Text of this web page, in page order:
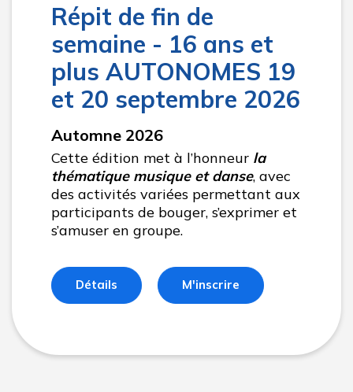
Répit de fin de
semaine - 16 ans et
plus AUTONOMES 19
et 20 septembre 2026
Automne 2026
Cette édition met à l’honneur la
thématique musique et danse, avec
des activités variées permettant aux
participants de bouger, s’exprimer et
s’amuser en groupe.
Détails M'inscrire